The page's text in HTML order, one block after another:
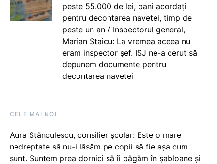
peste 55.000 de lei, bani acordați
pentru decontarea navetei, timp de
peste un an / Inspectorul general,
Marian Staicu: La vremea aceea nu
eram inspector șef. ISJ ne-a cerut să
depunem documente pentru
decontarea navetei
CELE MAI NOI
Aura Stănculescu, consilier școlar: Este o mare
nedreptate să nu-i lăsăm pe copii să fie așa cum
sunt. Suntem prea dornici să îi băgăm în șabloane și